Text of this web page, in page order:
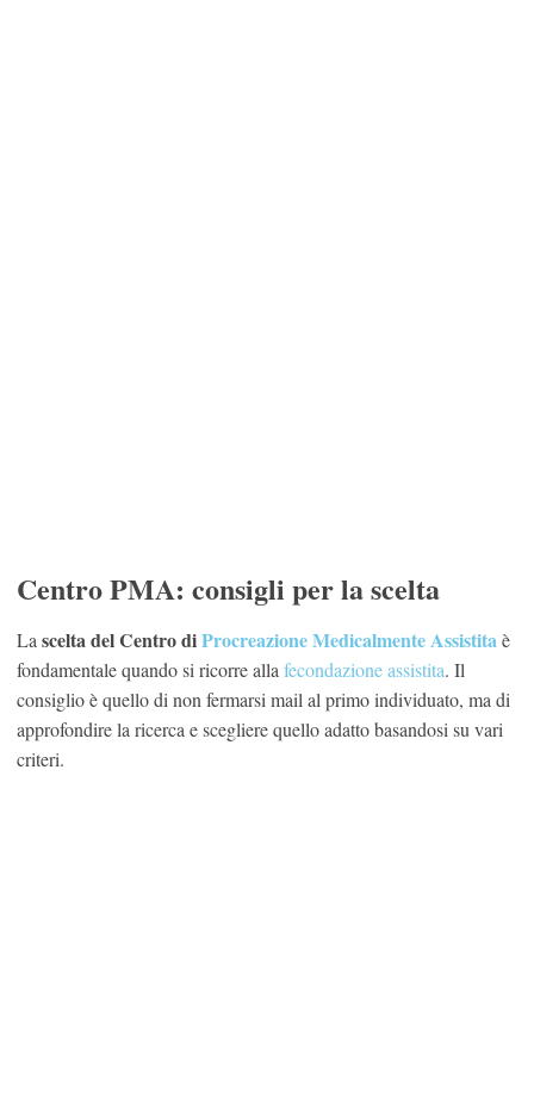
Centro PMA: consigli per la scelta
Lascelta del Centro diProcreazione Medicalmente Assistitaè
fondamentale quando si ricorre allafecondazione assistita. Il
consiglio è quello di non fermarsi mail al primo individuato, ma di
approfondire la ricerca e scegliere quello adatto basandosi su vari
criteri.